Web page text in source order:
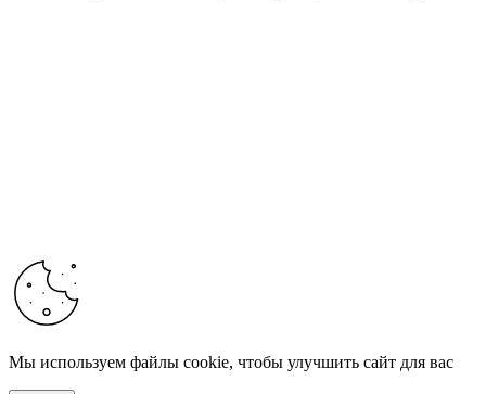
Мы используем файлы cookie, чтобы улучшить сайт для вас